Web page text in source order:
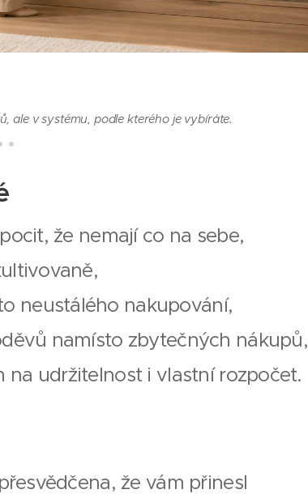
ale v systému, podle kterého je vybíráte.
že nemají co na sebe,
neustálého nakupování,
namísto zbytečných nákupů,
udržitelnost i vlastní rozpočet.
že vám přinesl